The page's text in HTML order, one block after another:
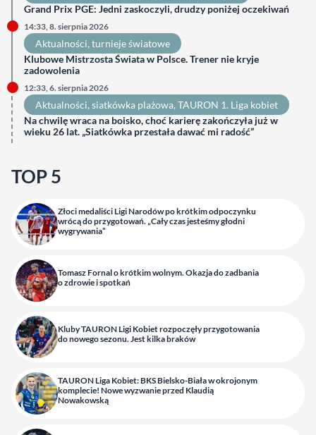
Grand Prix PGE: Jedni zaskoczyli, drudzy poniżej oczekiwań
14:33, 8. sierpnia 2026
Aktualności, turnieje światowe
Klubowe Mistrzosta Świata w Polsce. Trener nie kryje
zadowolenia
12:33, 6. sierpnia 2026
Aktualności, siatkówka plażowa, TAURON 1. Liga kobiet
Na chwilę wraca na boisko, choć karierę zakończyła już w
wieku 26 lat. „Siatkówka przestała dawać mi radość”
TOP 5
Złoci medaliści Ligi Narodów po krótkim odpoczynku
wrócą do przygotowań. „Cały czas jesteśmy głodni
wygrywania”
Tomasz Fornal o krótkim wolnym. Okazja do zadbania
o zdrowie i spotkań
Kluby TAURON Ligi Kobiet rozpoczęły przygotowania
do nowego sezonu. Jest kilka braków
TAURON Liga Kobiet: BKS Bielsko-Biała w okrojonym
komplecie! Nowe wyzwanie przed Klaudią
Nowakowską